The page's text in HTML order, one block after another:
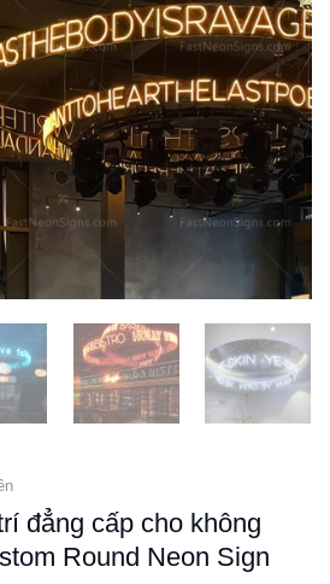
đẳng cấp cho không
Round Neon Sign